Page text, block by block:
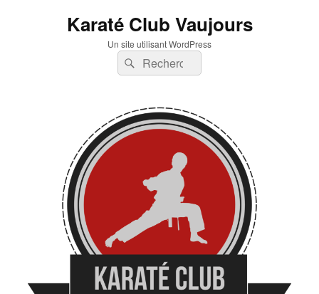
Karaté Club Vaujours
Un site utilisant WordPress
Recherche :
Rechercher